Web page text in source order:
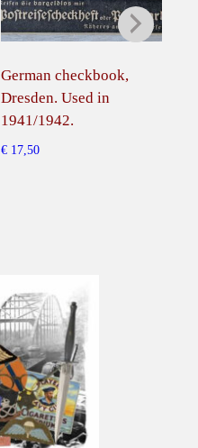
German checkbook,
Dresden. Used in
1941/1942.
€ 17,50